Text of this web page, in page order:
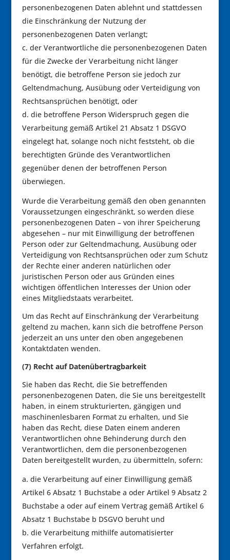
personenbezogenen Daten ablehnt und stattdessen
die Einschränkung der Nutzung der
personenbezogenen Daten verlangt;
der Verantwortliche die personenbezogenen Daten
für die Zwecke der Verarbeitung nicht länger
benötigt, die betroffene Person sie jedoch zur
Geltendmachung, Ausübung oder Verteidigung von
Rechtsansprüchen benötigt, oder
die betroffene Person Widerspruch gegen die
Verarbeitung gemäß Artikel 21 Absatz 1 DSGVO
eingelegt hat, solange noch nicht feststeht, ob die
berechtigten Gründe des Verantwortlichen
gegenüber denen der betroffenen Person
überwiegen.
Wurde die Verarbeitung gemäß den oben genannten
Voraussetzungen eingeschränkt, so werden diese
personenbezogenen Daten – von ihrer Speicherung
abgesehen – nur mit Einwilligung der betroffenen
Person oder zur Geltendmachung, Ausübung oder
Verteidigung von Rechtsansprüchen oder zum Schutz
der Rechte einer anderen natürlichen oder
juristischen Person oder aus Gründen eines
wichtigen öffentlichen Interesses der Union oder
eines Mitgliedstaats verarbeitet.
Um das Recht auf Einschränkung der Verarbeitung
geltend zu machen, kann sich die betroffene Person
jederzeit an uns unter den oben angegebenen
Kontaktdaten wenden.
(7) Recht auf Datenübertragbarkeit
Sie haben das Recht, die Sie betreffenden
personenbezogenen Daten, die Sie uns bereitgestellt
haben, in einem strukturierten, gängigen und
maschinenlesbaren Format zu erhalten, und Sie
haben das Recht, diese Daten einem anderen
Verantwortlichen ohne Behinderung durch den
Verantwortlichen, dem die personenbezogenen
Daten bereitgestellt wurden, zu übermitteln, sofern:
die Verarbeitung auf einer Einwilligung gemäß
Artikel 6 Absatz 1 Buchstabe a oder Artikel 9 Absatz 2
Buchstabe a oder auf einem Vertrag gemäß Artikel 6
Absatz 1 Buchstabe b DSGVO beruht und
die Verarbeitung mithilfe automatisierter
Verfahren erfolgt.